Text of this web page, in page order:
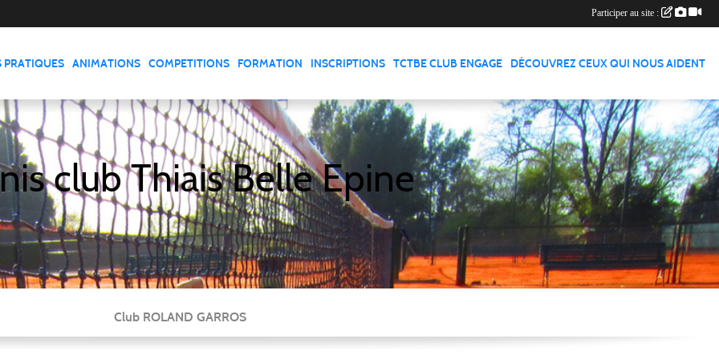
PRATIQUES ANIMATIONS COMPETITIONS FORMATION INSCRIPTIONS TCTBE CLUB ENGAGE DÉCOUVREZ CEUX QUI NOUS AIDENT
club Thiais Belle Epine
Club ROLAND GARROS
Participer au site :